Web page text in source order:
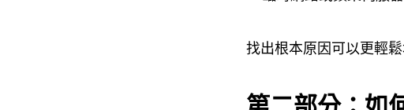
找出根本原因可以更輕